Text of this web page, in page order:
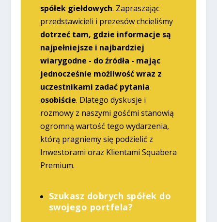
spółek giełdowych. Zapraszając
przedstawicieli i prezesów chcieliśmy
dotrzeć tam, gdzie informacje są
najpełniejsze i najbardziej
wiarygodne - do źródła - mając
jednocześnie możliwość wraz z
uczestnikami zadać pytania
osobiście. Dlatego dyskusje i
rozmowy z naszymi gośćmi stanowią
ogromną wartość tego wydarzenia,
którą pragniemy się podzielić z
Inwestorami oraz Klientami Squabera
Premium.
Szukasz dobrych spółek do
swojego portfela?